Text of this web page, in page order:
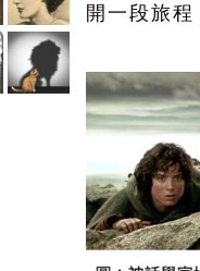
開一段旅